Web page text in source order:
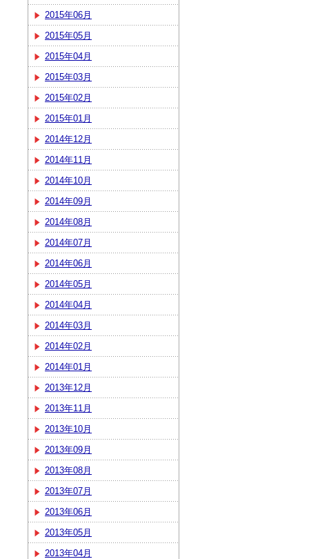
2015年06月
2015年05月
2015年04月
2015年03月
2015年02月
2015年01月
2014年12月
2014年11月
2014年10月
2014年09月
2014年08月
2014年07月
2014年06月
2014年05月
2014年04月
2014年03月
2014年02月
2014年01月
2013年12月
2013年11月
2013年10月
2013年09月
2013年08月
2013年07月
2013年06月
2013年05月
2013年04月